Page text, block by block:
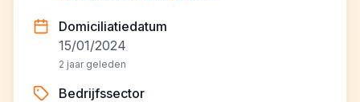
Domiciliatiedatum
15/01/2024
2 jaar geleden
Bedrijfssector